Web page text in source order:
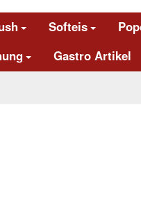
Softeis
Gastro Artikel